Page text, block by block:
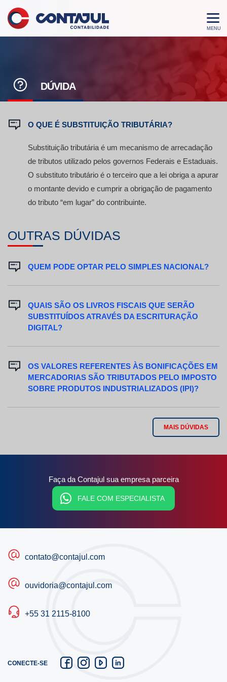
DÚVIDA
O QUE É SUBSTITUIÇÃO TRIBUTÁRIA?
Substituição tributária é um mecanismo de arrecadação
de tributos utilizado pelos governos Federais e Estaduais.
O substituto tributário é o terceiro que a lei obriga a apurar
o montante devido e cumprir a obrigação de pagamento
do tributo “em lugar” do contribuinte.
OUTRAS DÚVIDAS
QUEM PODE OPTAR PELO SIMPLES NACIONAL?
QUAIS SÃO OS LIVROS FISCAIS QUE SERÃO
SUBSTITUÍDOS ATRAVÉS DA ESCRITURAÇÃO
DIGITAL?
OS VALORES REFERENTES ÀS BONIFICAÇÕES EM
MERCADORIAS SÃO TRIBUTADOS PELO IMPOSTO
SOBRE PRODUTOS INDUSTRIALIZADOS (IPI)?
MAIS DÚVIDAS
Faça da Contajul sua empresa parceira
FALE COM ESPECIALISTA
contato@contajul.com
ouvidoria@contajul.com
+55 31 2115-8100
CONECTE-SE